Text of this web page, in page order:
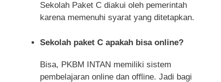
Sekolah Paket C diakui oleh pemerintah
karena memenuhi syarat yang ditetapkan.
Sekolah paket C apakah bisa online?
Bisa, PKBM INTAN memiliki sistem
pembelajaran online dan offline. Jadi bagi